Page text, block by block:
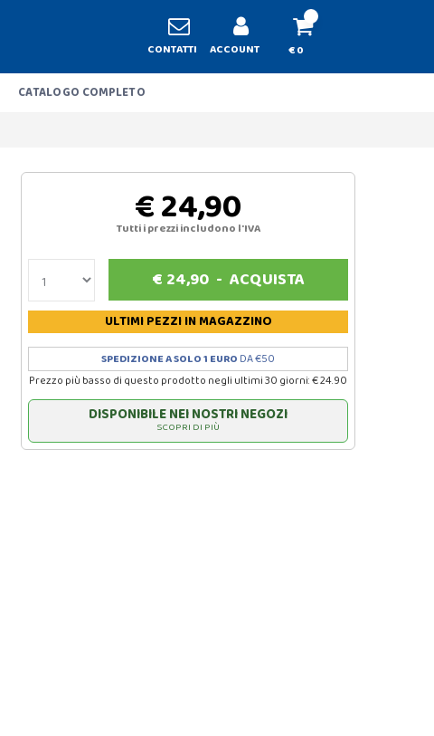
CONTATTI ACCOUNT € 0
CATALOGO COMPLETO
€ 24,90
Tutti i prezzi includono l'IVA
€ 24,90- ACQUISTA
ULTIMI PEZZIIN MAGAZZINO
SPEDIZIONE A SOLO 1 EURO DA €50
Prezzo più basso di questo prodotto negli ultimi 30 giorni: € 24.90
DISPONIBILE NEI NOSTRI NEGOZI
SCOPRI DI PIÙ